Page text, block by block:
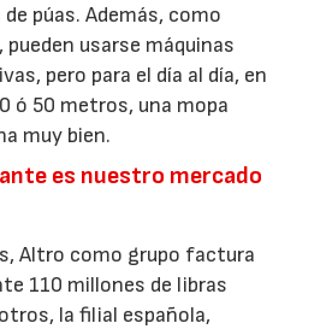
púas. Además, como
usarse máquinas
pero para el día al día, en
ó 50 metros, una mopa
muy bien.
es nuestro mercado
Altro como grupo factura
110 millones de libras
la filial española,